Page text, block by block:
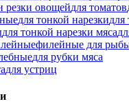
резки овощейдля томатов
для тонкой нарезкидля
для тонкой нарезки мяса
филейные для
для рубки мяса
для устриц